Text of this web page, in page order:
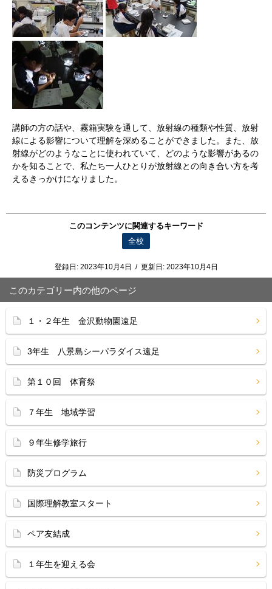
講師の方の話や、霧箱実験を通して、放射線の種類や性質、放射
線による影響について理解を深めることができました。また、放
射線がどのようなことに使われていて、どのような影響があるの
かを知ることで、私たち一人ひとりが放射線との向き合い方を考
えるきっかけになりました。
このコンテンツに関連するキーワード
全校
登録日: 2023年10月4日 / 更新日: 2023年10月4日
このカテゴリー内の他のページ
１・２年生 金沢動物園遠足
3年生 八景島シーパラダイス遠足
第１０回 体育祭
７年生 地域学習
９年生修学旅行
防災プログラム
国際理解教室スタート
ペア友結成
１年生を迎える会